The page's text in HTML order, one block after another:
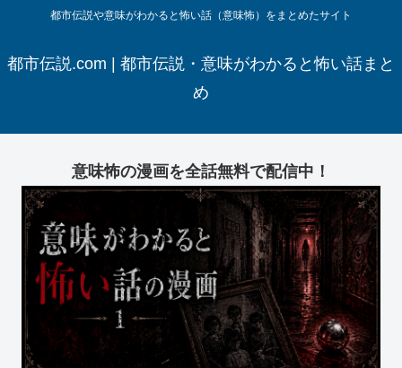
都市伝説や意味がわかると怖い話（意味怖）をまとめたサイト
都市伝説.com | 都市伝説・意味がわかると怖い話まと
め
意味怖の漫画を全話無料で配信中！